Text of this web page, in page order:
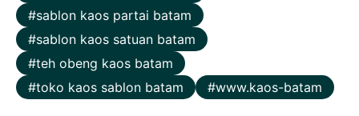
sablon kaos partai batam
sablon kaos satuan batam
teh obeng kaos batam
toko kaos sablon batam
www.kaos-batam